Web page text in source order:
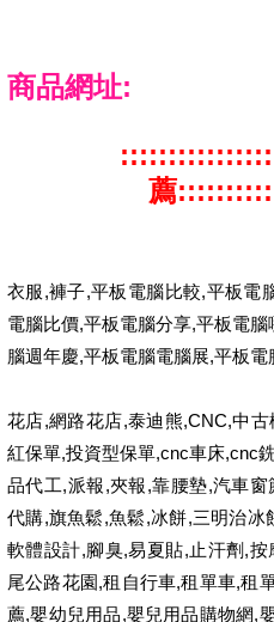
商品網址:
薦
衣服,褲子,平板電腦比較,平板電
電腦比價,平板電腦分享,平板電
腦週年慶,平板電腦電腦展,平板電
花店,網路花店,泰迪熊,CNC,中
紅保單,投資型保單,cnc車床,cnc
品代工,派報,夾報,靠腰墊,汽車
代購,旗魚鬆,魚鬆,冰餅,三明治
軟體設計,腳臭,易夏貼,止汗劑,
尾公路花園,租自行車,租單車,租
薦,嬰幼兒用品,嬰兒用品購物網,